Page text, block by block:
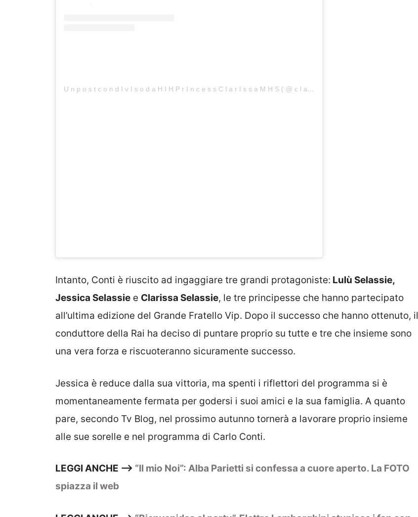
U n p o s t c o n d I v I s o d a H I H P r I n c e s s C l a r I s s a M H S ( @ c l a r y s e l a s s I e)
Intanto, Conti è riuscito ad ingaggiare tre grandi protagoniste: Lulù Selassie,
Jessica Selassie e Clarissa Selassie, le tre principesse che hanno partecipato
all’ultima edizione del Grande Fratello Vip. Dopo il successo che hanno ottenuto, il
conduttore della Rai ha deciso di puntare proprio su tutte e tre che insieme sono
una vera forza e riscuoteranno sicuramente successo.
Jessica è reduce dalla sua vittoria, ma spenti i riflettori del programma si è
momentaneamente fermata per godersi i suoi amici e la sua famiglia. A quanto
pare, secondo Tv Blog, nel prossimo autunno tornerà a lavorare proprio insieme
alle sue sorelle e nel programma di Carlo Conti.
LEGGI ANCHE –> “Il mio Noi”: Alba Parietti si confessa a cuore aperto. La FOTO
spiazza il web